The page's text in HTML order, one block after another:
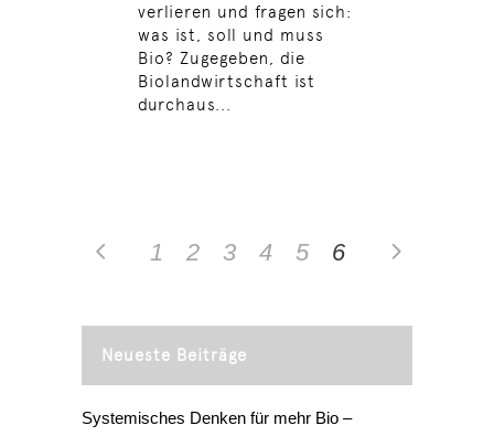
verlieren und fragen sich:
was ist, soll und muss
Bio? Zugegeben, die
Biolandwirtschaft ist
durchaus...
1 2 3 4 5 6
Neueste Beiträge
Systemisches Denken für mehr Bio –